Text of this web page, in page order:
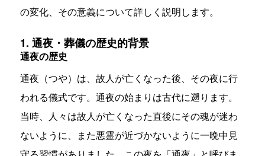
の変化、その意義について詳しく説明します。
1. 通夜・葬儀の歴史的背景
通夜の歴史
通夜（つや）は、故人が亡くなった後、その夜に行
われる儀式です。通夜の始まりは古代に遡ります。
当時、人々は故人が亡くなった直後にその魂が迷わ
ないように、また悪霊が近づかないように一晩中見